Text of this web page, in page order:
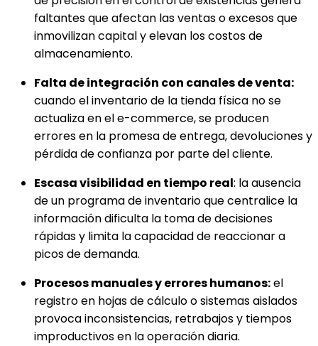
faltantes que afectan las ventas o excesos que
inmovilizan capital y elevan los costos de
almacenamiento.
Falta de integración con canales de venta:
cuando el inventario de la tienda física no se
actualiza en el e-commerce, se producen
errores en la promesa de entrega, devoluciones y
pérdida de confianza por parte del cliente.
Escasa visibilidad en tiempo real: la ausencia
de un programa de inventario que centralice la
información dificulta la toma de decisiones
rápidas y limita la capacidad de reaccionar a
picos de demanda.
Procesos manuales y errores humanos:el
registro en hojas de cálculo o sistemas aislados
provoca inconsistencias, retrabajos y tiempos
improductivos en la operación diaria.